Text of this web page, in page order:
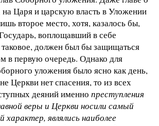
на Царя и царскую власть в Уложении
второе место, хотя, казалось бы,
воплощавший в себе
таковое, должен был бы защищаться
в первую очередь. Однако для
уложения было ясно как день,
Церкви нет спасения, то из всех
деяний именно преступления
веры и Церкви носили самый
являлись наиболее